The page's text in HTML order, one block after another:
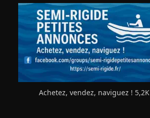
Achetez, vendez, naviguez ! 5,2K